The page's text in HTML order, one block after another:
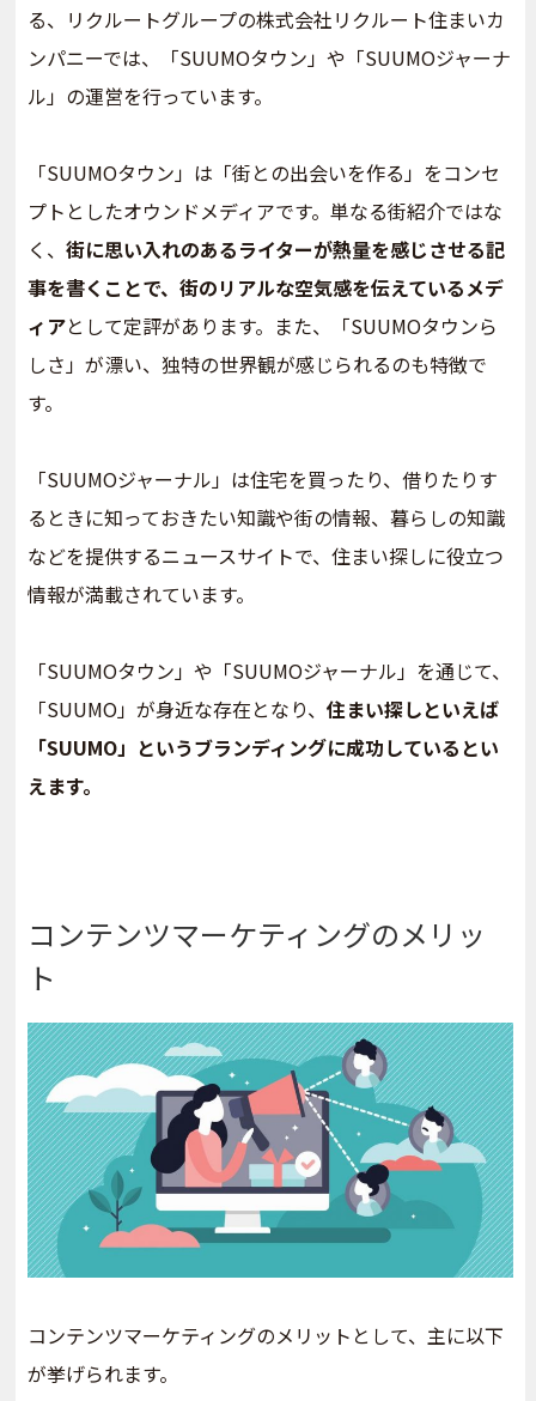
る、リクルートグループの株式会社リクルート住まいカ
ンパニーでは、「SUUMOタウン」や「SUUMOジャーナ
ル」の運営を行っています。
「SUUMOタウン」は「街との出会いを作る」をコンセ
プトとしたオウンドメディアです。単なる街紹介ではな
く、街に思い入れのあるライターが熱量を感じさせる記
事を書くことで、街のリアルな空気感を伝えているメデ
ィアとして定評があります。また、「SUUMOタウンら
しさ」が漂い、独特の世界観が感じられるのも特徴で
す。
「SUUMOジャーナル」は住宅を買ったり、借りたりす
るときに知っておきたい知識や街の情報、暮らしの知識
などを提供するニュースサイトで、住まい探しに役立つ
情報が満載されています。
「SUUMOタウン」や「SUUMOジャーナル」を通じて、
「SUUMO」が身近な存在となり、住まい探しといえば
「SUUMO」というブランディングに成功しているとい
えます。
コンテンツマーケティングのメリッ
ト
コンテンツマーケティングのメリットとして、主に以下
が挙げられます。